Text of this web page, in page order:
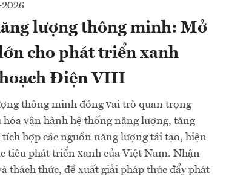
lượng thông minh: Mở
cho phát triển xanh
Điện VIII
thông minh đóng vai trò quan trọng
vận hành hệ thống năng lượng, tăng
hợp các nguồn năng lượng tái tạo, hiện
tiêu phát triển xanh của Việt Nam. Nhận
thách thức, đề xuất giải pháp thúc đẩy phát